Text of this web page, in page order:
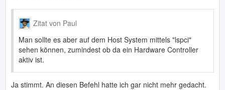
Zitat von Paul
Man sollte es aber auf dem Host System mittels "lspci"
sehen können, zumindest ob da ein Hardware Controller
aktiv ist.
Ja stimmt. An diesen Befehl hatte ich gar nicht mehr gedacht.